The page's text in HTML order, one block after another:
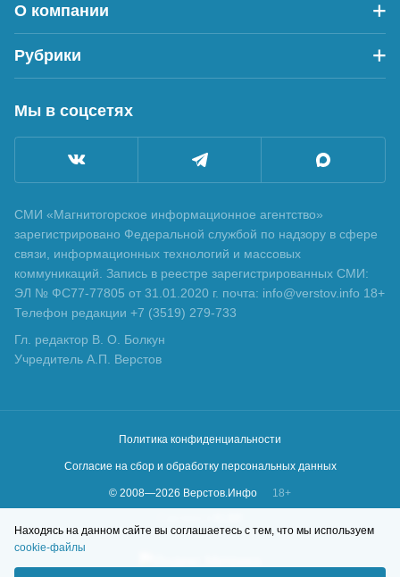
О компании
Рубрики
Мы в соцсетях
СМИ «Магнитогорское информационное агентство»
зарегистрировано Федеральной службой по надзору в сфере
связи, информационных технологий и массовых
коммуникаций. Запись в реестре зарегистрированных СМИ:
ЭЛ № ФС77-77805 от 31.01.2020 г. почта: info@verstov.info 18+
Телефон редакции +7 (3519) 279-733
Гл. редактор В. О. Болкун
Учредитель А.П. Верстов
Политика конфиденциальности
Согласие на сбор и обработку персональных данных
© 2008—2026 Верстов.Инфо
18+
Находясь на данном сайте вы соглашаетесь с тем, что мы используем
cookie-файлы